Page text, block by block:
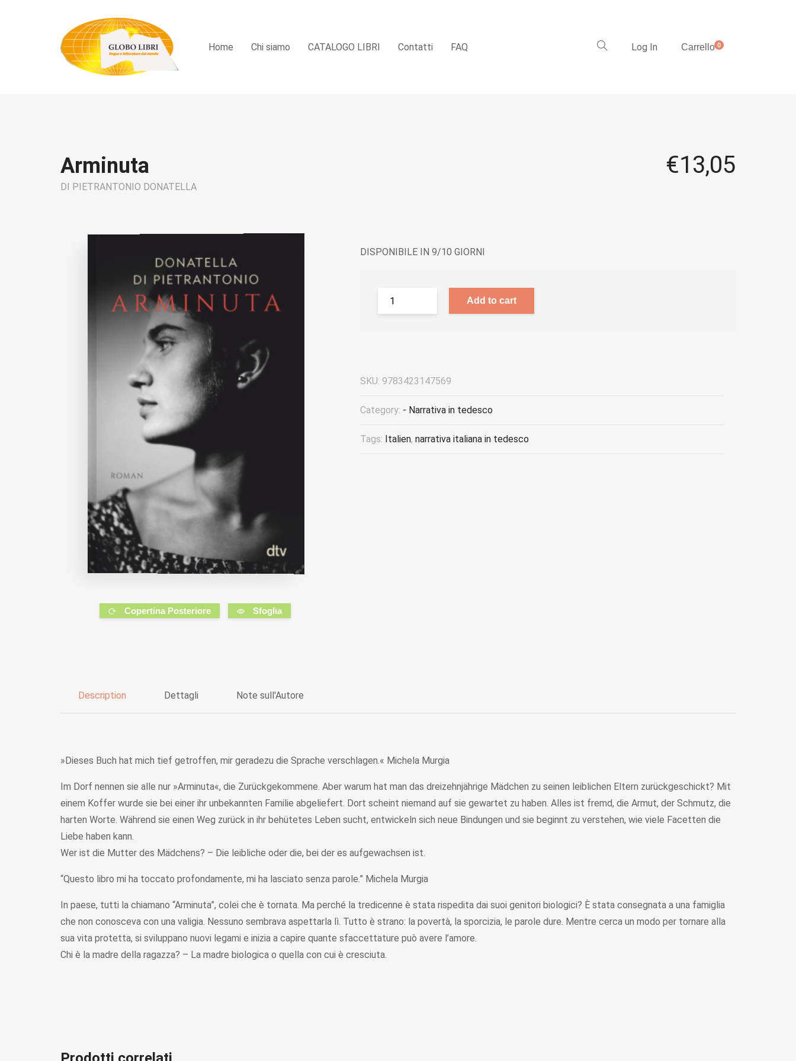
Home Chi siamo CATALOGO LIBRI Contatti FAQ Log In Carrello0
Arminuta
DI PIETRANTONIO DONATELLA
€13,05
Copertina Posteriore Sfoglia
DISPONIBILE IN 9/10 GIORNI
Add to cart
SKU: 9783423147569
Category: - Narrativa in tedesco
Tags: Italien, narrativa italiana in tedesco
Description Dettagli Note sull'Autore
»Dieses Buch hat mich tief getroffen, mir geradezu die Sprache verschlagen.« Michela Murgia
Im Dorf nennen sie alle nur »Arminuta«, die Zurückgekommene. Aber warum hat man das dreizehnjährige Mädchen zu seinen leiblichen Eltern zurückgeschickt? Mit
einem Koffer wurde sie bei einer ihr unbekannten Familie abgeliefert. Dort scheint niemand auf sie gewartet zu haben. Alles ist fremd, die Armut, der Schmutz, die
harten Worte. Während sie einen Weg zurück in ihr behütetes Leben sucht, entwickeln sich neue Bindungen und sie beginnt zu verstehen, wie viele Facetten die
Liebe haben kann.
Wer ist die Mutter des Mädchens? – Die leibliche oder die, bei der es aufgewachsen ist.
“Questo libro mi ha toccato profondamente, mi ha lasciato senza parole.” Michela Murgia
In paese, tutti la chiamano “Arminuta”, colei che è tornata. Ma perché la tredicenne è stata rispedita dai suoi genitori biologici? È stata consegnata a una famiglia
che non conosceva con una valigia. Nessuno sembrava aspettarla lì. Tutto è strano: la povertà, la sporcizia, le parole dure. Mentre cerca un modo per tornare alla
sua vita protetta, si sviluppano nuovi legami e inizia a capire quante sfaccettature può avere l’amore.
Chi è la madre della ragazza? – La madre biologica o quella con cui è cresciuta.